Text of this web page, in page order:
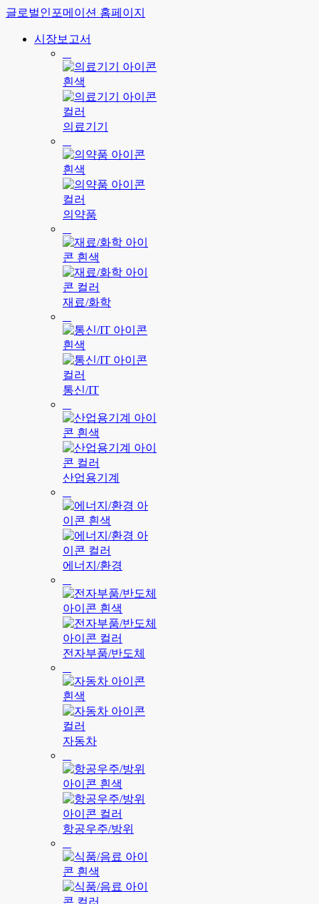
글로벌인포메이션 홈페이지
시장보고서
의료기기
의약품
재료/화학
통신/IT
산업용기계
에너지/환경
전자부품/반도체
자동차
항공우주/방위